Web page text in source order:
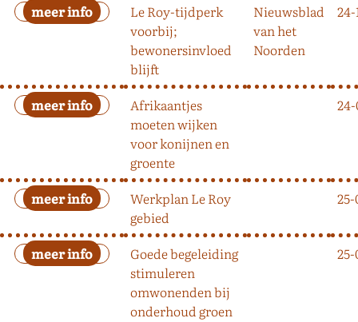
Le Roy-tijdperk
voorbij;
bewonersinvloed
blijft
Nieuwsblad
van het
Noorden
24-
Afrikaantjes
moeten wijken
voor konijnen en
groente
Werkplan Le Roy
gebied
25-
Goede begeleiding
stimuleren
omwonenden bij
onderhoud groen
25-